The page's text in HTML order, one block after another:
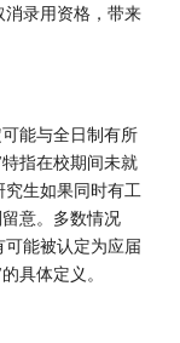
录用资格，带来
能与全日制有所
指在校期间未就
生如果同时有工
意。多数情况
能被认定为应届
具体定义。